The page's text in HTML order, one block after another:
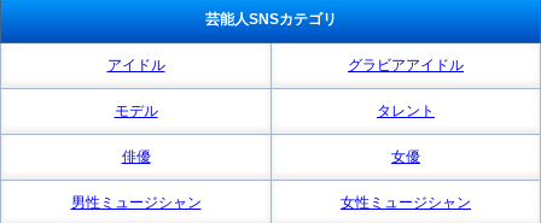
芸能人SNSカテゴリ
アイドル グラビアアイドル
モデル タレント
俳優 女優
男性ミュージシャン 女性ミュージシャン